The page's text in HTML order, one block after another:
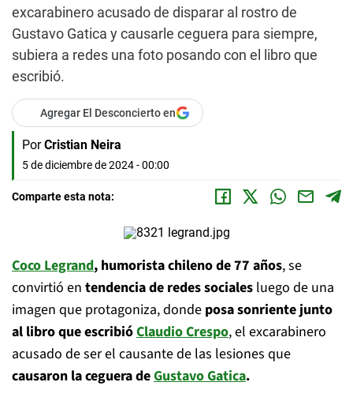
excarabinero acusado de disparar al rostro de
Gustavo Gatica y causarle ceguera para siempre,
subiera a redes una foto posando con el libro que
escribió.
Agregar El Desconcierto en
Por Cristian Neira
5 de diciembre de 2024 - 00:00
Comparte esta nota:
Coco Legrand, humorista chileno de 77 años, se
convirtió en tendencia de redes sociales luego de una
imagen que protagoniza, donde posa sonriente junto
al libro que escribióClaudio Crespo, el excarabinero
acusado de ser el causante de las lesiones que
causaron la ceguera deGustavo Gatica.